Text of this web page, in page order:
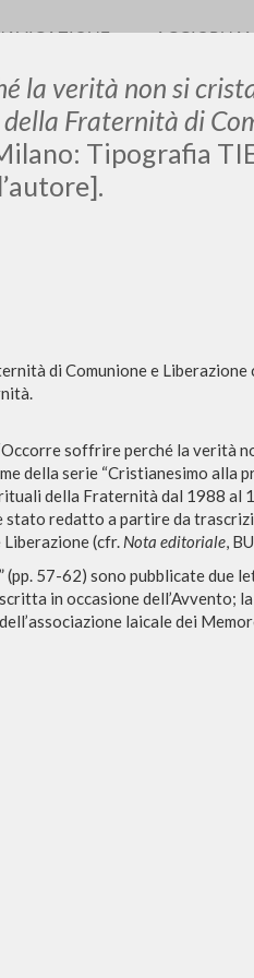
la verità non si
Fraternità di
Tipografia
di Comunione e Liberazione
soffrire perché la verità
della serie “Cristianesimo alla
della Fraternità dal 1988 al
stato redatto a partire da
(cfr. Nota editoriale,
57-62) sono pubblicate due
in occasione dell’Avvento;
laicale dei